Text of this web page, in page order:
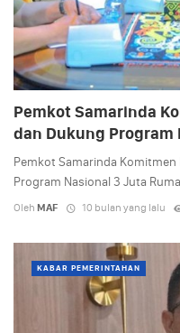
Pemkot Samarinda
dan Dukung Program
Pemkot Samarinda
Program Nasional 3 Juta
Oleh MAF 10 bulan yang lalu
KABAR PEMERINTAHAN